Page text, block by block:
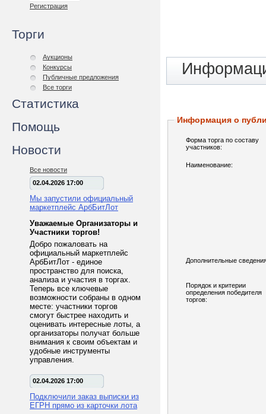
Регистрация
Торги
Аукционы
Конкурсы
Публичные предложения
Все торги
Статистика
Помощь
Новости
Все новости
02.04.2026 17:00
Мы запустили официальный
маркетплейс АрбБитЛот
Уважаемые Организаторы и
Участники торгов!
Добро пожаловать на
официальный маркетплейс
АрбБитЛот - единое
пространство для поиска,
анализа и участия в торгах.
Теперь все ключевые
возможности собраны в одном
месте: участники торгов
смогут быстрее находить и
оценивать интересные лоты, а
организаторы получат больше
внимания к своим объектам и
удобные инструменты
управления.
02.04.2026 17:00
Подключили заказ выписки из
ЕГРН прямо из карточки лота
Информация о
Форма торга по составу
участников:
Наименование:
Дополнительные
Порядок и критерии
определения победителя
торгов: